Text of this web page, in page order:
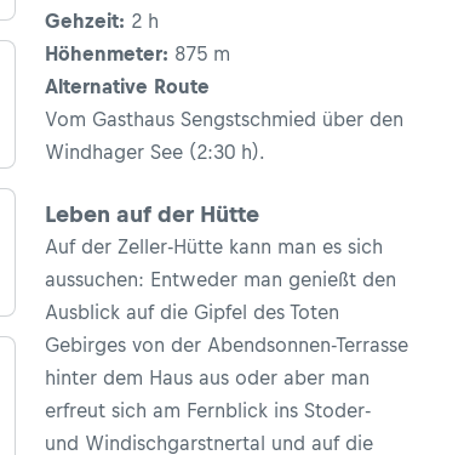
Gehzeit: 2 h
Höhenmeter: 875 m
Alternative Route
Vom Gasthaus Sengstschmied über den
Windhager See (2:30 h).
Leben auf der Hütte
Auf der Zeller-Hütte kann man es sich
aussuchen: Entweder man genießt den
Ausblick auf die Gipfel des Toten
Gebirges von der Abendsonnen-Terrasse
hinter dem Haus aus oder aber man
erfreut sich am Fernblick ins Stoder-
und Windischgarstnertal und auf die